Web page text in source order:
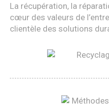
La récupération, la
cœur des valeurs de
clientèle des solutions